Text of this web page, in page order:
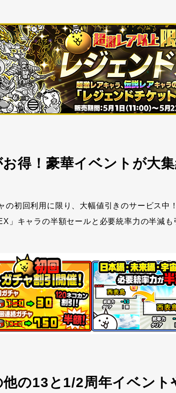
得！豪華イベントが大集
の初回利用に限り、大幅値引きのサービス中！
」キャラの半額セールと必要統率力の半減も
他の13と1/2周年イベント